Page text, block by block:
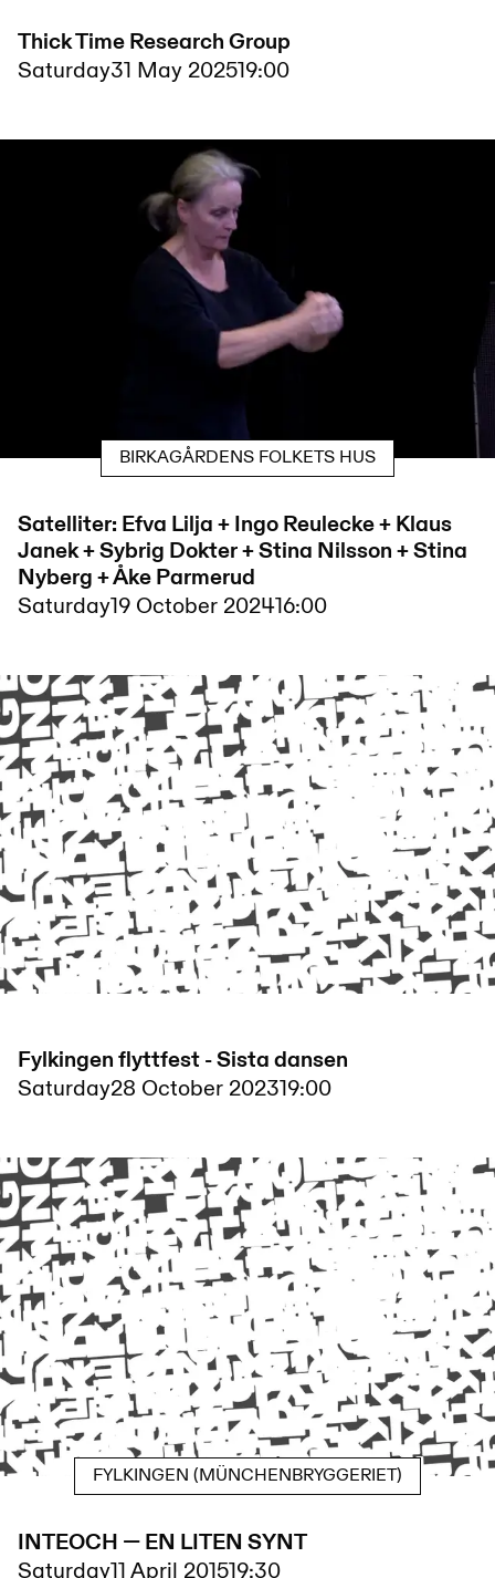
Thick Time Research Group
Saturday31 May 202519:00
BIRKAGÅRDENS FOLKETS HUS
Satelliter: Efva Lilja + Ingo Reulecke + Klaus
Janek + Sybrig Dokter + Stina Nilsson + Stina
Nyberg + Åke Parmerud
Saturday19 October 202416:00
Fylkingen flyttfest - Sista dansen
Saturday28 October 202319:00
FYLKINGEN (MÜNCHENBRYGGERIET)
INTEOCH — EN LITEN SYNT
Saturday11 April 201519:30